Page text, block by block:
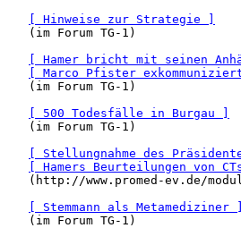
[ Hinweise zur Strategie ]
   (im Forum TG-1)
[ Hamer bricht mit seinen
[ Marco Pfister
   (im Forum TG-1)
[ 500 Todesfälle in Burgau ]
   (im Forum TG-1)
[ Stellungnahme des
[ Hamers Beurteilungen
(http://www.promed-ev.de/
[ Stemmann als Metamediziner ]
   (im Forum TG-1)